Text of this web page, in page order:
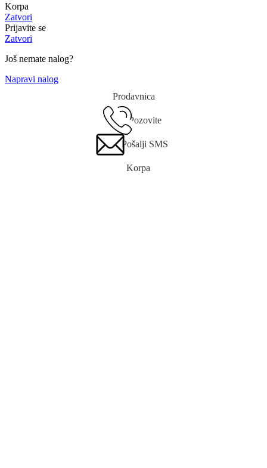
Korpa
Zatvori
Prijavite se
Zatvori
Još nemate nalog?
Napravi nalog
Prodavnica
Pozovite
Pošalji SMS
Korpa